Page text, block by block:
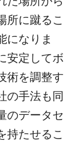
所に蹴るこ
になりま
安定してボ
術を調整す
の手法も同
のデータセ
持たせるこ